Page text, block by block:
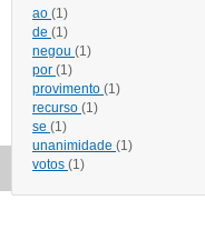
ao (1)
de (1)
negou (1)
por (1)
provimento (1)
recurso (1)
se (1)
unanimidade (1)
votos (1)